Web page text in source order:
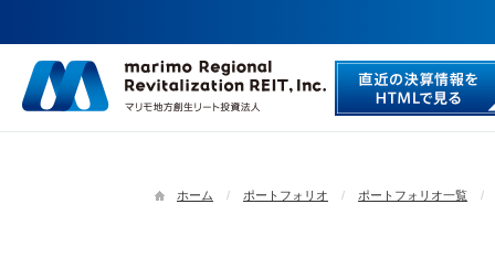
ホーム ポートフォリオ ポートフォリオ一覧